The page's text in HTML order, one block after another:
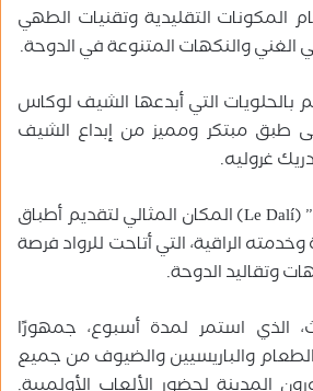
التقليدية وتقنيات الطهي
الغني والنكهات المتنوعة في الدوحة.
بالحلويات التي أبدعها الشيف لوكاس
إلى طبق مبتكر ومميز من إبداع الشيف
غروليه.
وكان مطعم “لو دالي” (Le Dalí) المكان المثالي لتقديم أطباق
وخدمته الراقية، التي أتاحت للرواد فرصة
وتقاليد الدوحة.
الذي استمر لمدة أسبوع، جمهورًا
والباريسيين والضيوف من جميع